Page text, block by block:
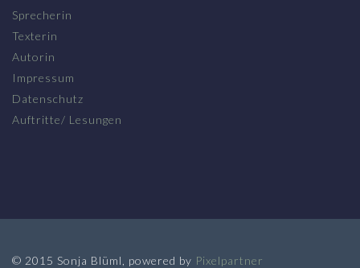
Sprecherin
Texterin
Autorin
Impressum
Datenschutz
Auftritte/ Lesungen
© 2015 Sonja Blüml, powered by Pixelpartner